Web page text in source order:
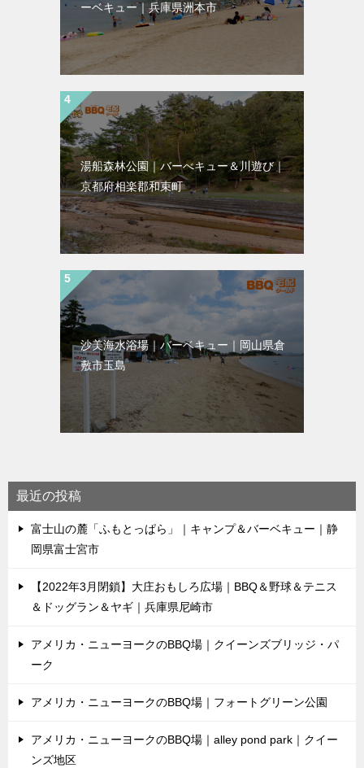
ーベキュー｜兵庫県洲本市
湯船森林公園｜バーべキュー＆川遊び｜
京都府相楽郡和束町
沙美海水浴場｜バーベキュー｜岡山県倉
敷市玉島
最近の投稿
富士山の麓「ふもとっぱら」｜キャンプ＆バーベキュー｜静
岡県富士宮市
【2022年3月閉鎖】大庄おもしろ広場｜BBQ＆野球＆テニス
＆ドッグラン＆ヤギ｜兵庫県尼崎市
アメリカ・ニューヨークのBBQ場｜クイーンズブリッジ・パ
ーク
アメリカ・ニューヨークのBBQ場｜フォートグリーン公園
アメリカ・ニューヨークのBBQ場｜alley pond park｜クイー
ンズ地区